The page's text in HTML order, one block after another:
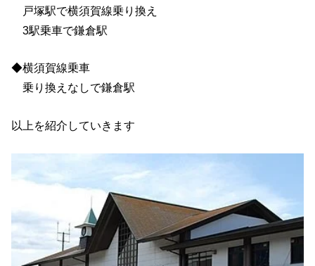
戸塚駅で横須賀線乗り換え
3駅乗車で鎌倉駅
◆横須賀線乗車
乗り換えなしで鎌倉駅
以上を紹介していきます